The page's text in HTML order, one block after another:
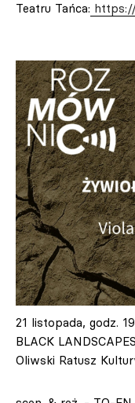
Teatru Tańca:
21 listopada, godz.
BLACK
Oliwski Ratusz